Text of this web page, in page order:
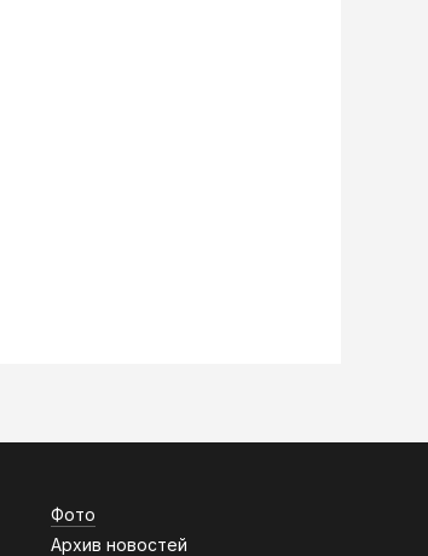
Фото
Архив новостей